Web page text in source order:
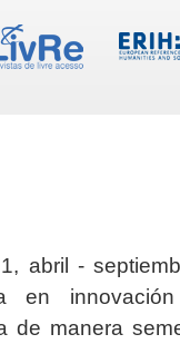
abril -
en
de manera